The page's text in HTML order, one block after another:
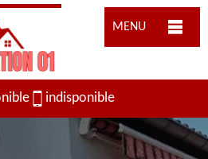
MENU
indisponible